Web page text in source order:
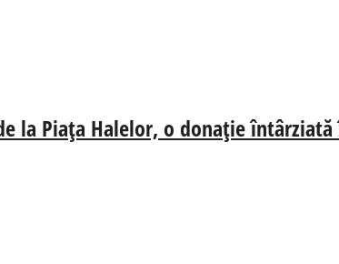
la Piața Halelor, o donație